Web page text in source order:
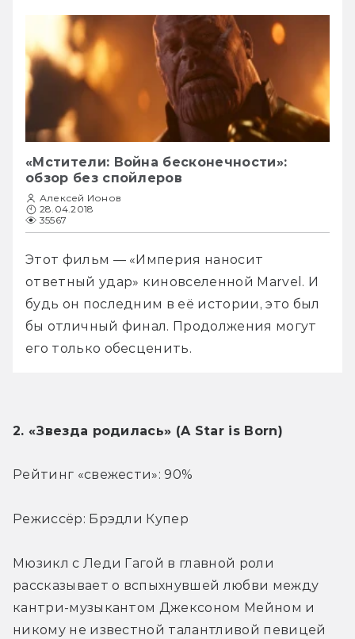
«Мстители: Война бесконечности»:
обзор без спойлеров
Алексей Ионов
28.04.2018
35567
Этот фильм — «Империя наносит
ответный удар» киновселенной Marvel. И
будь он последним в её истории, это был
бы отличный финал. Продолжения могут
его только обесценить.
2. «Звезда родилась» (A Star is Born)
Рейтинг «свежести»: 90%
Режиссёр: Брэдли Купер
Мюзикл с Леди Гагой в главной роли
рассказывает о вспыхнувшей любви между
кантри-музыкантом Джексоном Мейном и
никому не известной талантливой певицей